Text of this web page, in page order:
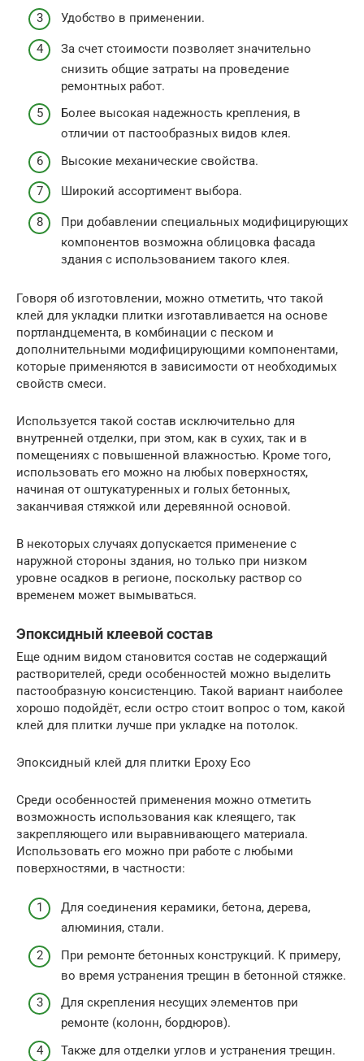
Удобство в применении.
За счет стоимости позволяет значительно
снизить общие затраты на проведение
ремонтных работ.
Более высокая надежность крепления, в
отличии от пастообразных видов клея.
Высокие механические свойства.
Широкий ассортимент выбора.
При добавлении специальных модифицирующих
компонентов возможна облицовка фасада
здания с использованием такого клея.
Говоря об изготовлении, можно отметить, что такой
клей для укладки плитки изготавливается на основе
портландцемента, в комбинации с песком и
дополнительными модифицирующими компонентами,
которые применяются в зависимости от необходимых
свойств смеси.
Используется такой состав исключительно для
внутренней отделки, при этом, как в сухих, так и в
помещениях с повышенной влажностью. Кроме того,
использовать его можно на любых поверхностях,
начиная от оштукатуренных и голых бетонных,
заканчивая стяжкой или деревянной основой.
В некоторых случаях допускается применение с
наружной стороны здания, но только при низком
уровне осадков в регионе, поскольку раствор со
временем может вымываться.
Эпоксидный клеевой состав
Еще одним видом становится состав не содержащий
растворителей, среди особенностей можно выделить
пастообразную консистенцию. Такой вариант наиболее
хорошо подойдёт, если остро стоит вопрос о том, какой
клей для плитки лучше при укладке на потолок.
Эпоксидный клей для плитки Epoxy Eco
Среди особенностей применения можно отметить
возможность использования как клеящего, так
закрепляющего или выравнивающего материала.
Использовать его можно при работе с любыми
поверхностями, в частности:
Для соединения керамики, бетона, дерева,
алюминия, стали.
При ремонте бетонных конструкций. К примеру,
во время устранения трещин в бетонной стяжке.
Для скрепления несущих элементов при
ремонте (колонн, бордюров).
Также для отделки углов и устранения трещин.